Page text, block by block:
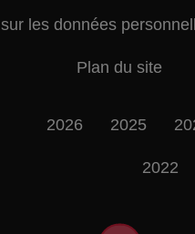
les données
Plan du site
2026 2025
2022